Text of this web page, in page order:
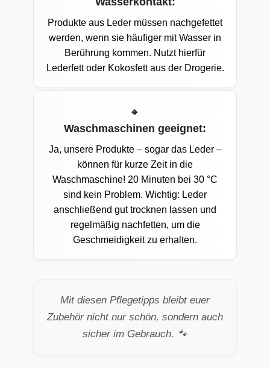
Produkte aus Leder müssen nachgefettet
werden, wenn sie häufiger mit Wasser in
Berührung kommen. Nutzt hierfür
Lederfett oder Kokosfett aus der Drogerie.
Waschmaschinen geeignet:
Ja, unsere Produkte – sogar das Leder –
können für kurze Zeit in die
Waschmaschine! 20 Minuten bei 30 °C
sind kein Problem. Wichtig: Leder
anschließend gut trocknen lassen und
regelmäßig nachfetten, um die
Geschmeidigkeit zu erhalten.
Mit diesen Pflegetipps bleibt euer
Zubehör nicht nur schön, sondern auch
sicher im Gebrauch. 🐾